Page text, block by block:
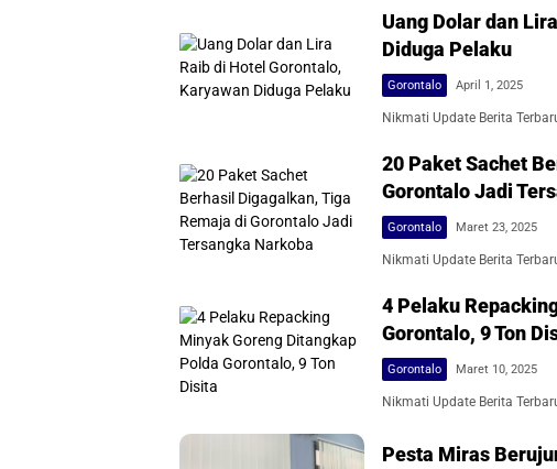
Uang Dolar dan
Diduga Pelaku
Gorontalo April 1, 2025
Nikmati Update Berita
20 Paket Sachet
Gorontalo Jadi
Gorontalo Maret 23, 2025
Nikmati Update Berita
4 Pelaku
Gorontalo, 9 Ton
Gorontalo Maret 10, 2025
Nikmati Update Berita
Pesta Miras